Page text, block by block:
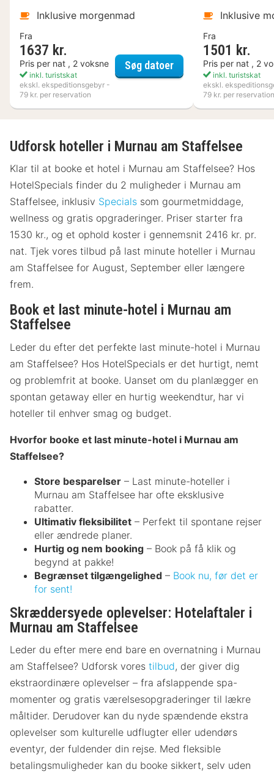
Inklusive morgenmad
Fra
1637 kr.
Pris per nat , 2 voksne
inkl. turistskat
ekskl. ekspeditionsgebyr -
79 kr. per reservation
Søg datoerKosta Boda Art Hotel
Inklusive
Fra
1501 kr.
Pris per nat , 2
inkl. turistskat
ekskl.
79 kr. per reservation
Udforsk hoteller i Murnau am Staffelsee
Klar til at booke et hotel i Murnau am Staffelsee? Hos
HotelSpecials finder du 2 muligheder i Murnau am
Staffelsee, inklusiv Specials som gourmetmiddage,
wellness og gratis opgraderinger. Priser starter fra
1530 kr., og et ophold koster i gennemsnit 2416 kr. pr.
nat. Tjek vores tilbud på last minute hoteller i Murnau
am Staffelsee for August, September eller længere
frem.
Book et last minute-hotel i Murnau am
Staffelsee
Leder du efter det perfekte last minute-hotel i Murnau
am Staffelsee? Hos HotelSpecials er det hurtigt, nemt
og problemfrit at booke. Uanset om du planlægger en
spontan getaway eller en hurtig weekendtur, har vi
hoteller til enhver smag og budget.
Hvorfor booke et last minute-hotel i Murnau am
Staffelsee?
Store besparelser – Last minute-hoteller i
Murnau am Staffelsee har ofte eksklusive
rabatter.
Ultimativ fleksibilitet – Perfekt til spontane rejser
eller ændrede planer.
Hurtig og nem booking – Book på få klik og
begynd at pakke!
Begrænset tilgængelighed – Book nu, før det er
for sent!
Skræddersyede oplevelser: Hotelaftaler i
Murnau am Staffelsee
Leder du efter mere end bare en overnatning i Murnau
am Staffelsee? Udforsk vores tilbud, der giver dig
ekstraordinære oplevelser – fra afslappende spa-
momenter og gratis værelsesopgraderinger til lækre
måltider. Derudover kan du nyde spændende ekstra
oplevelser som kulturelle udflugter eller udendørs
eventyr, der fuldender din rejse. Med fleksible
betalingsmuligheder kan du booke sikkert, selv uden